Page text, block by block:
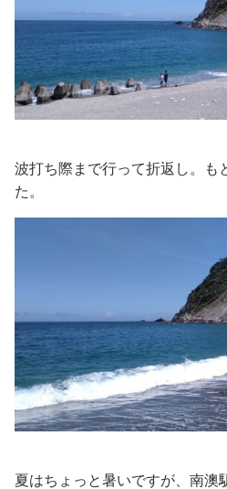
波打ち際まで行って折返し。も
た。
夏はちょっと暑いですが、南澳